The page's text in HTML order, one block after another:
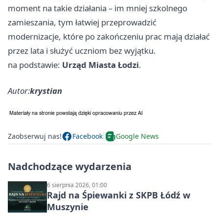
moment na takie działania – im mniej szkolnego
zamieszania, tym łatwiej przeprowadzić
modernizacje, które po zakończeniu prac mają działać
przez lata i służyć uczniom bez wyjątku.
na podstawie: Urząd Miasta Łodzi.
Autor:krystian
Zaobserwuj nas! Facebook Google News
Nadchodzące wydarzenia
6 sierpnia 2026, 01:00
Rajd na Śpiewanki z SKPB Łódź w
Muszynie